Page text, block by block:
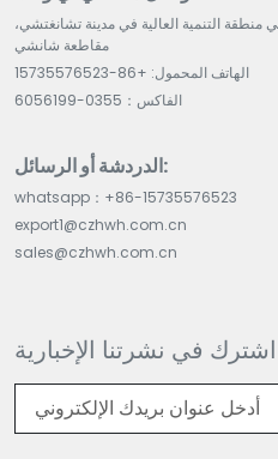
منطقة التنمية العالية في مدينة تشانغتشي،
مقاطعة شانشي
الهاتف المحمول: +86-15735576523
الفاكس：0355-6056199
الدردشة أو الرسائل:
whatsapp：+86-15735576523
export1@czhwh.com.cn
sales@czhwh.com.cn
اشترك في نشرتنا الإخبارية